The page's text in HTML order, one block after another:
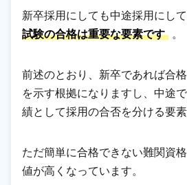
新卒採用にしても中途採用にし
試験の合格は重要な要素です
。
前述のとおり、新卒であれば合
を示す根拠になりますし、中途
績として採用の合否を分ける要素
ただ簡単に合格できない難関資
値が高くなっています。